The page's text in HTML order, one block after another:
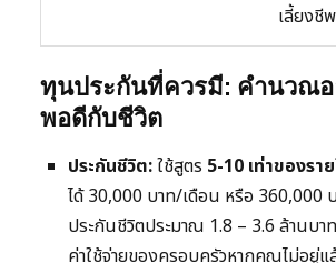
เลี้ยงชีพ
ทุนประกันที่ควรมี: คำนวณอ
พอดีกับชีวิต
ประกันชีวิต:ใช้สูตร 5-10 เท่าของรา
ได้ 30,000 บาท/เดือน หรือ 360,000
ประกันชีวิตประมาณ 1.8 – 3.6 ล้านบ
ค่าใช้จ่ายของครอบครัวหากคุณไม่อยู่